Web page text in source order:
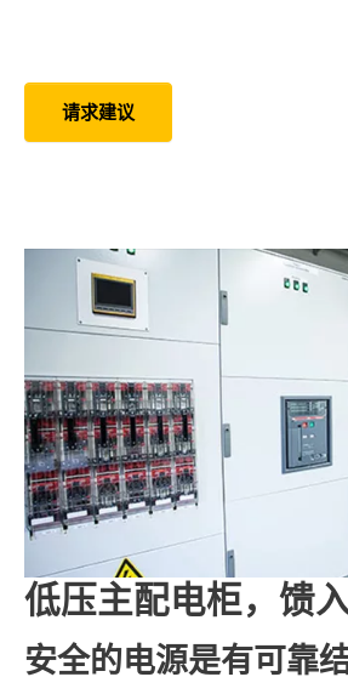
请求建议
低压主配电柜，馈
安全的电源是有可靠